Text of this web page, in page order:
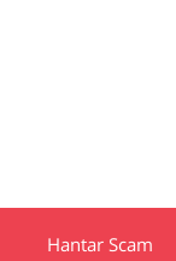
Hantar Scam